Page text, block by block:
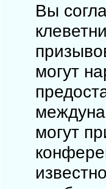
Вы
могут
могут